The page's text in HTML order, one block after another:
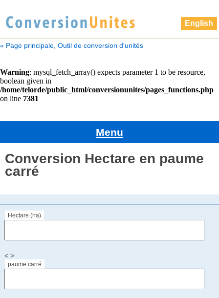
English
« Page principale, Outil de conversion d'unités
Menu
Conversion Hectare en paume
carré
Hectare (ha)
< >
paume carré